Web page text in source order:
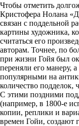
Чтобы отметить
Кристофера Нолана
связан с поддельной
картины художника,
считаться его
авторам. Точнее, по
при жизни Гойя был
переняли его манеру,
популярными на
количество подделок,
С этими поздними
(например, в 1800-е
копии, реплики и
времен Гойи, создают